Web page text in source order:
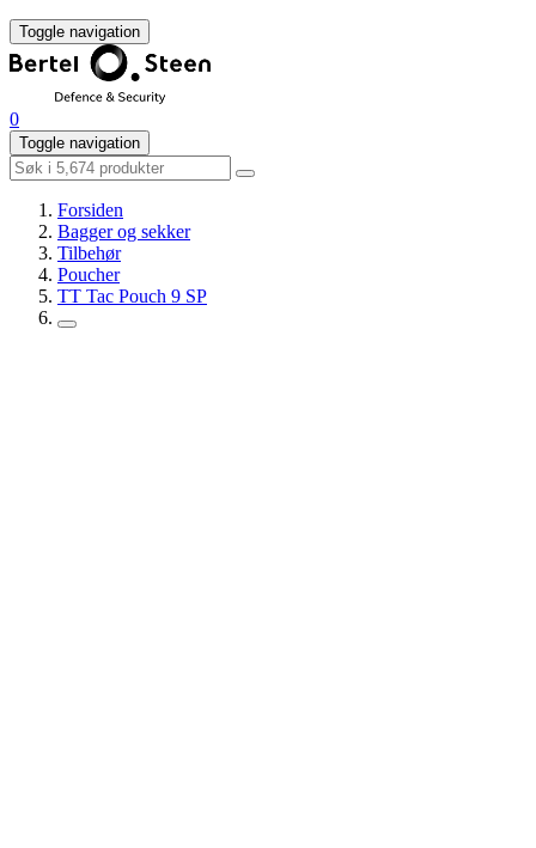
Toggle navigation
0
Toggle navigation
Forsiden
Bagger og sekker
Tilbehør
Poucher
TT Tac Pouch 9 SP